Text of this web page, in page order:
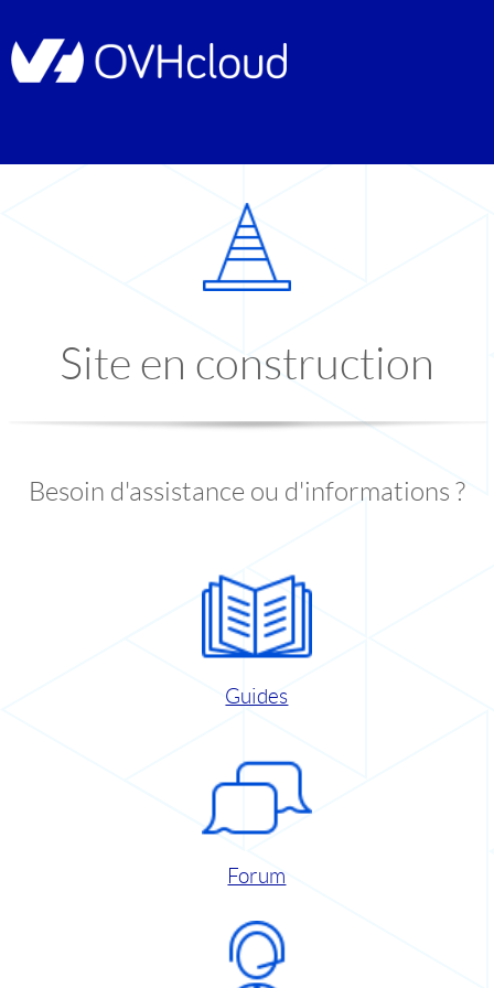
Site en construction
Besoin d'assistance ou d'informations ?
Guides
Forum